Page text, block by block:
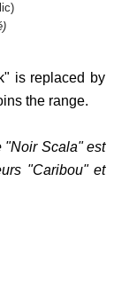
is replaced by
the range.
"Noir Scala" est
"Caribou" et